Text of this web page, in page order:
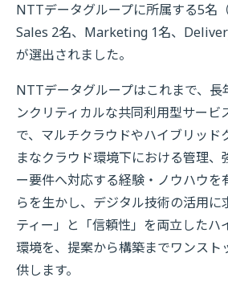
NTTデータグループに所属する5名
Sales 2名、Marketing 1名、
が選出されました。
NTTデータグループはこれまで、長
ンクリティカルな共同利用型サービ
で、マルチクラウドやハイブリッド
まなクラウド環境下における管理、
ー要件へ対応する経験・ノウハウを
らを生かし、デジタル技術の活用に
ティー」と「信頼性」を両立したハ
環境を、提案から構築までワンスト
供します。